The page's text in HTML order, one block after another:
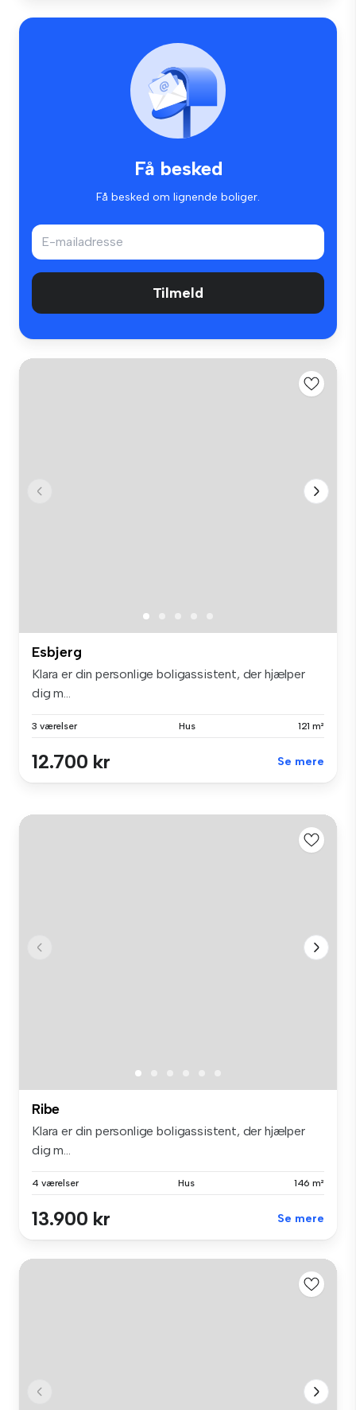
Få besked
Få besked om lignende boliger.
Tilmeld
Esbjerg
Klara er din personlige boligassistent, der hjælper
dig m...
3 værelser Hus 121 m²
12.700 kr Se mere
Ribe
Klara er din personlige boligassistent, der hjælper
dig m...
4 værelser Hus 146 m²
13.900 kr Se mere